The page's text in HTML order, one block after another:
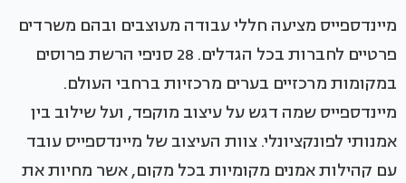
מיינדספייס מציעה חללי עבודה מעוצבים ובהם משרדים
פרטיים לחברות בכל הגדלים. 28 סניפי הרשת פרוסים
במקומות מרכזיים בערים מרכזיות ברחבי העולם.
מיינדספייס שמה דגש על עיצוב מוקפד, ועל שילוב בין
אמנותי לפונקציונלי. צוות העיצוב של מיינדספייס עובד
עם קהילות אמנים מקומיות בכל מקום, אשר מחיות את